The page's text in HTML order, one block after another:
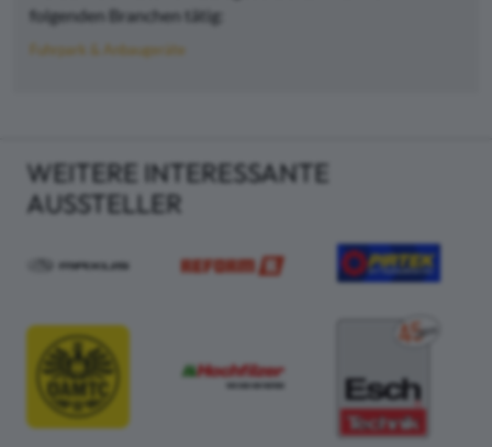
folgenden Branchen tätig:
Fuhrpark & Anbaugeräte
WEITERE INTERESSANTE
AUSSTELLER